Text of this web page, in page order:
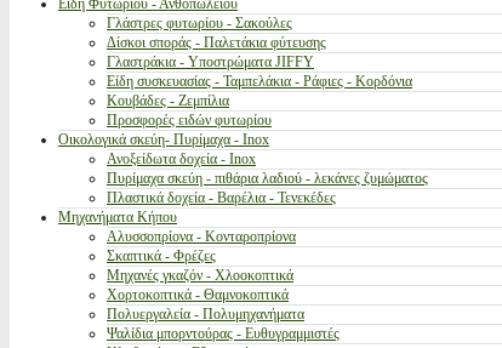
Είδη Φυτωρίου - Ανθοπωλείου
Γλάστρες φυτωρίου - Σακούλες
Δίσκοι σποράς - Παλετάκια φύτευσης
Γλαστράκια - Υποστρώματα JIFFY
Είδη συσκευασίας - Ταμπελάκια - Ράφιες - Κορδόνια
Κουβάδες - Ζεμπίλια
Προσφορές ειδών φυτωρίου
Οικολογικά σκεύη- Πυρίμαχα - Inox
Ανοξείδωτα δοχεία - Inox
Πυρίμαχα σκεύη - πιθάρια λαδιού - λεκάνες ζυμώματος
Πλαστικά δοχεία - Βαρέλια - Τενεκέδες
Μηχανήματα Κήπου
Αλυσσοπρίονα - Κονταροπρίονα
Σκαπτικά - Φρέζες
Μηχανές γκαζόν - Χλοοκοπτικά
Χορτοκοπτικά - Θαμνοκοπτικά
Πολυεργαλεία - Πολυμηχανήματα
Ψαλίδια μπορντούρας - Ευθυγραμμιστές